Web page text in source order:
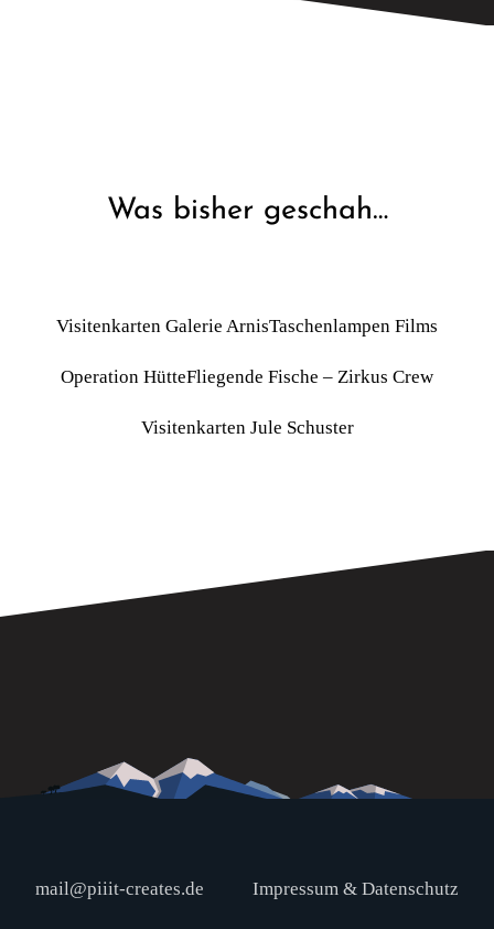
Was bisher geschah…
Visitenkarten Galerie ArnisTaschenlampen Films
Operation HütteFliegende Fische – Zirkus Crew
Visitenkarten Jule Schuster
mail@piiit-creates.de Impressum & Datenschutz